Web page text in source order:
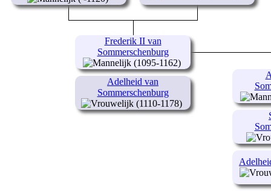
Adelheid van
Sommerschenburg
(1110-1178)
Frederik II van
Sommerschenburg
(1095-1162)